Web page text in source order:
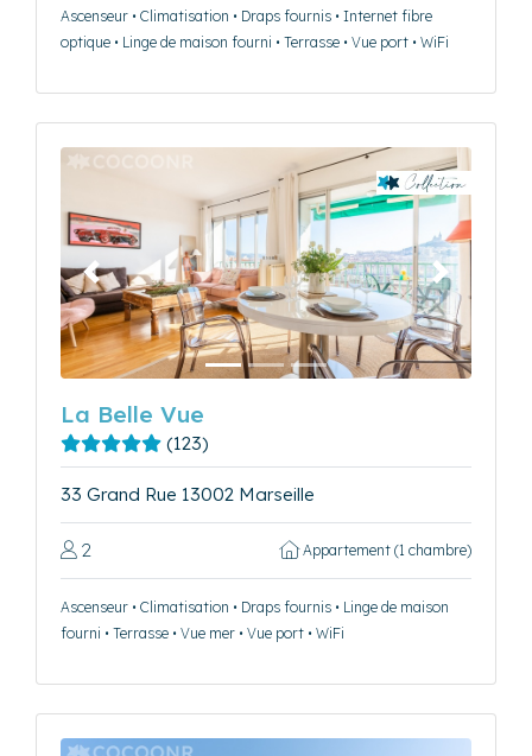
Ascenseur • Climatisation • Draps fournis • Internet fibre
optique • Linge de maison fourni • Terrasse • Vue port • WiFi
Précédent Suivant
La Belle Vue
(123)
33 Grand Rue 13002 Marseille
2 Appartement (1 chambre)
Ascenseur • Climatisation • Draps fournis • Linge de maison
fourni • Terrasse • Vue mer • Vue port • WiFi